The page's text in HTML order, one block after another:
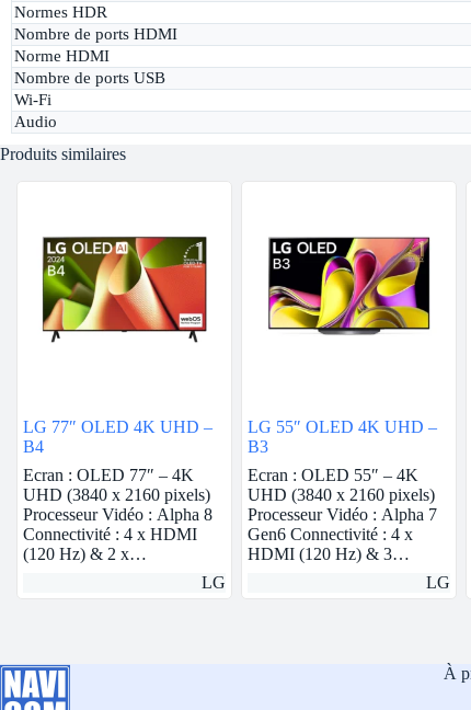
Normes HDR
Nombre de ports HDMI
Norme HDMI
Nombre de ports USB
Wi-Fi
Audio
Produits similaires
LG 77″ OLED 4K UHD –
B4
Ecran : OLED 77″ – 4K
UHD (3840 x 2160 pixels)
Processeur Vidéo : Alpha 8
Connectivité : 4 x HDMI
(120 Hz) & 2 x…
LG
LG 55″ OLED 4K UHD –
B3
Ecran : OLED 55″ – 4K
UHD (3840 x 2160 pixels)
Processeur Vidéo : Alpha 7
Gen6 Connectivité : 4 x
HDMI (120 Hz) & 3…
LG
À